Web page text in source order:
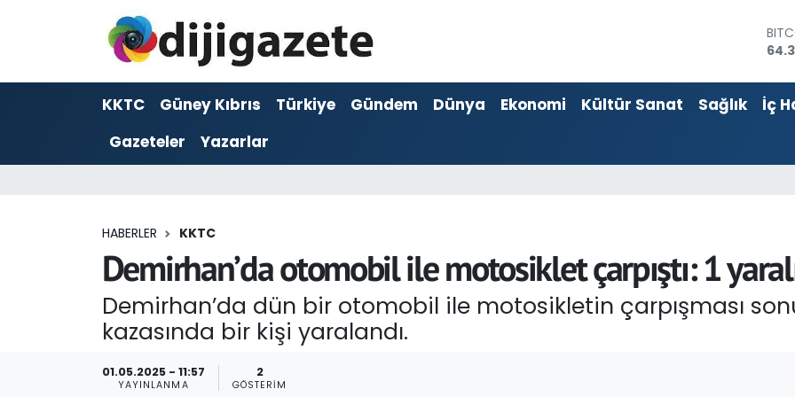
KKTC Güney Kıbrıs Türkiye Gündem Dünya Ekonomi Kültür Sanat Sağlık İç
Gazeteler
Yazarlar
HABERLER KKTC
Demirhan’da otomobil ile motosiklet çarpıştı: 1
Demirhan’da dün bir otomobil ile motosikletin çarpışması
kazasında bir kişi yaralandı.
01.05.2025 - 11:57
YAYINLANMA
2
GÖSTERIM
ADVERTORIAL
Dijigazete
Foto Galeri
Hava Durumu
Trafik Durumu
Haber Arşivi